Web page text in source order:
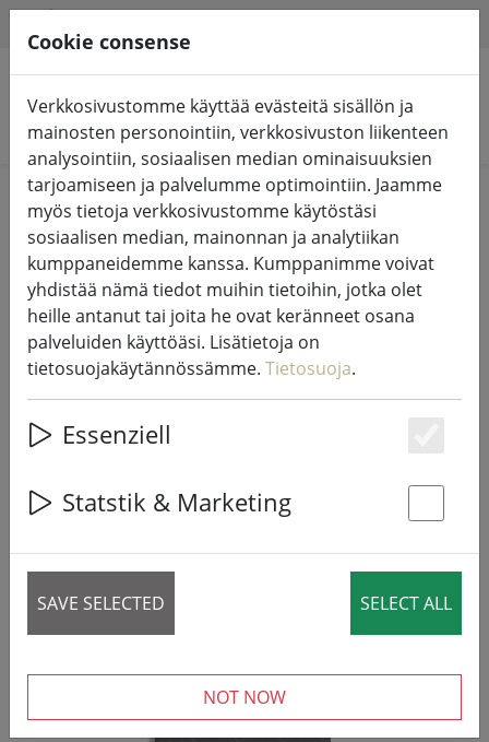
Hae tuotteita
Home %Sale
Zone Tanska vuodevaatteet
Confetti 140x200cm / 60x63cm
harmaa
49% DISCOUNT
Cookie consense
Verkkosivustomme käyttää evästeitä sisällön ja
mainosten personointiin, verkkosivuston liikenteen
analysointiin, sosiaalisen median ominaisuuksien
tarjoamiseen ja palvelumme optimointiin. Jaamme
myös tietoja verkkosivustomme käytöstäsi
sosiaalisen median, mainonnan ja analytiikan
kumppaneidemme kanssa. Kumppanimme voivat
yhdistää nämä tiedot muihin tietoihin, jotka olet
heille antanut tai joita he ovat keränneet osana
palveluiden käyttöäsi. Lisätietoja on
tietosuojakäytännössämme. Tietosuoja.
Essenziell
Statstik & Marketing
SAVE SELECTED SELECT ALL
NOT NOW